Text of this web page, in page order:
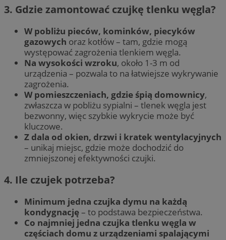
3. Gdzie zamontować czujkę tlenku węgla?
W pobliżu pieców, kominków, piecyków
gazowych oraz kotłów – tam, gdzie mogą
występować zagrożenia tlenkiem węgla.
Na wysokości wzroku, około 1-3 m od
urządzenia – pozwala to na łatwiejsze wykrywanie
zagrożenia.
W pomieszczeniach, gdzie śpią domownicy,
zwłaszcza w pobliżu sypialni – tlenek węgla jest
bezwonny, więc szybkie wykrycie może być
kluczowe.
Z dala od okien, drzwi i kratek wentylacyjnych
– unikaj miejsc, gdzie może dochodzić do
zmniejszonej efektywności czujki.
4. Ile czujek potrzeba?
Minimum jedna czujka dymu na każdą
kondygnację– to podstawa bezpieczeństwa.
Co najmniej jedna czujka tlenku węgla w
częściach domu z urządzeniami spalającymi